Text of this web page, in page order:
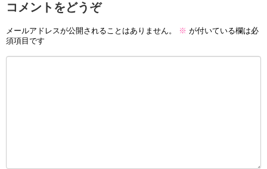
コメントをどうぞ
メールアドレスが公開されることはありません。 ※ が付いている欄は必
須項目です